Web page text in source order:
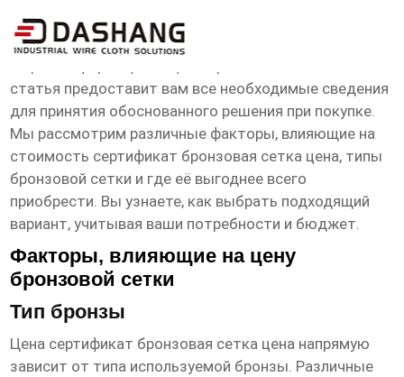
сертификат бронзовая сетка цена
статья предоставит вам все необходимые сведения
для принятия обоснованного решения при покупке.
Мы рассмотрим различные факторы, влияющие на
стоимость сертификат бронзовая сетка цена, типы
бронзовой сетки и где её выгоднее всего
приобрести. Вы узнаете, как выбрать подходящий
вариант, учитывая ваши потребности и бюджет.
Факторы, влияющие на цену
бронзовой сетки
Тип бронзы
Цена сертификат бронзовая сетка цена напрямую
зависит от типа используемой бронзы. Различные